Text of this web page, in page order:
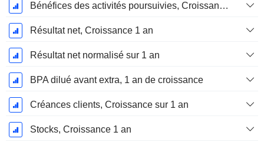
Bénéfices des activités poursuivies, Croissance 1 an
Résultat net, Croissance 1 an
Résultat net normalisé sur 1 an
BPA dilué avant extra, 1 an de croissance
Créances clients, Croissance sur 1 an
Stocks, Croissance 1 an